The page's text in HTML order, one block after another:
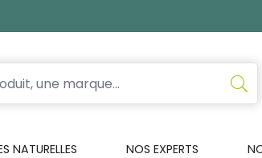
NATURELLES NOS EXPERTS